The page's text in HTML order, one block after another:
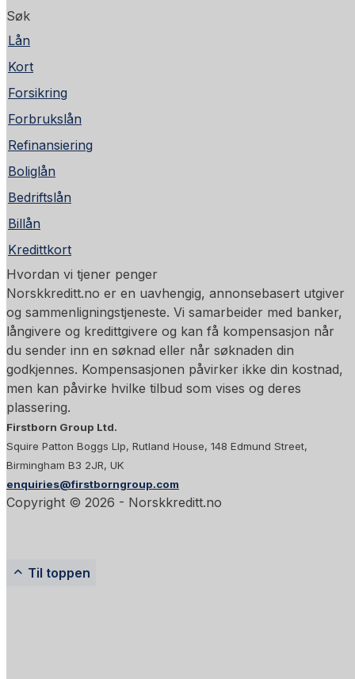
Søk
Lån
Kort
Forsikring
Forbrukslån
Refinansiering
Boliglån
Bedriftslån
Billån
Kredittkort
Hvordan vi tjener penger
Norskkreditt.no er en uavhengig, annonsebasert utgiver
og sammenligningstjeneste. Vi samarbeider med banker,
långivere og kredittgivere og kan få kompensasjon når
du sender inn en søknad eller når søknaden din
godkjennes. Kompensasjonen påvirker ikke din kostnad,
men kan påvirke hvilke tilbud som vises og deres
plassering.
Firstborn Group Ltd.
Squire Patton Boggs Llp, Rutland House, 148 Edmund Street,
Birmingham B3 2JR, UK
enquiries@firstborngroup.com
Copyright © 2026 - Norskkreditt.no
Til toppen